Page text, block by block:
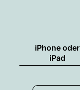
iPhone oder
iPad